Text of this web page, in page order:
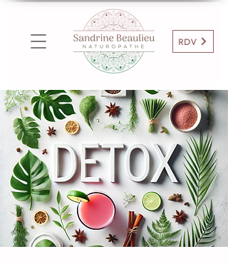
RDV